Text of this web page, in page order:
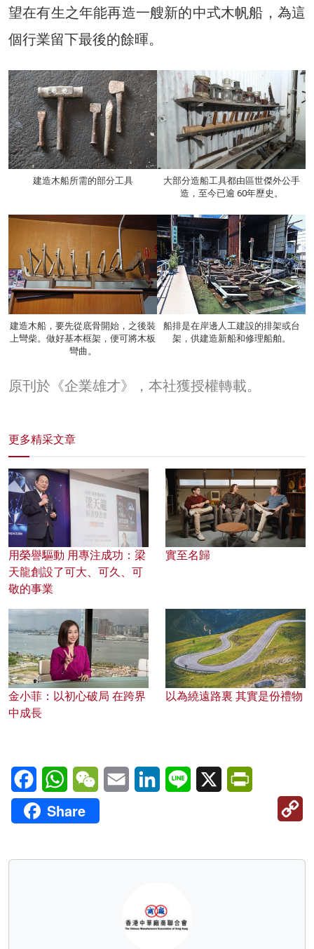
望在有生之年能再造一艘新的中式木帆船，為這
個行業留下最後的餘暉。
建造木船所需的部分工具
大部分造船工具都由區世傑外公手
造，至今已逾 60年歷史。
建造木船，要先從底骨開始，之後裝
上彎柴。做好基本框架，便可將木板
彎曲。
船排是在岸邊人工建設的排架或台
架，供建造新船和修理船舶。
原刊於《企業雄才》，本社獲授權轉載。
更多精采文章
用榮譽驅動 用專注成功：梁
天龍創設了可大、可久、可
敬的事業
實至名歸
金小菲：以初心破局 在跨界
中成長
以為繞遠路裏 其實是份禮物
FacebookWhatsAppWeChatEmail LinkedInLine X
Share